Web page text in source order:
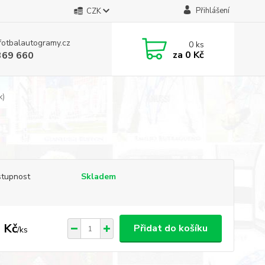
CZK Přihlášení
660
0ks
za 0 Kč
Skladem
Kč/ks Přidat do košíku